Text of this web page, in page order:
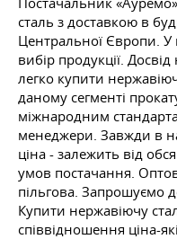
сталь з доставкою в
Центральної Європи.
вибір продукції.
легко купити
даному сегменті
міжнародним
менеджери. Завжди в
ціна - залежить від
умов постачання.
пільгова. Запрошуємо
Купити нержавіючу
співвідношення ціна-